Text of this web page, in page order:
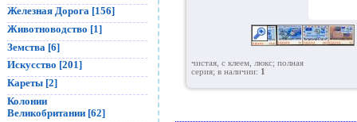
Железная Дорога [156]
Животноводство [1]
Земства [6]
Искусство [201]
Кареты [2]
Колонии
Великобритании [62]
чистая, с клеем, люкс; полная
серия; в наличии: 1